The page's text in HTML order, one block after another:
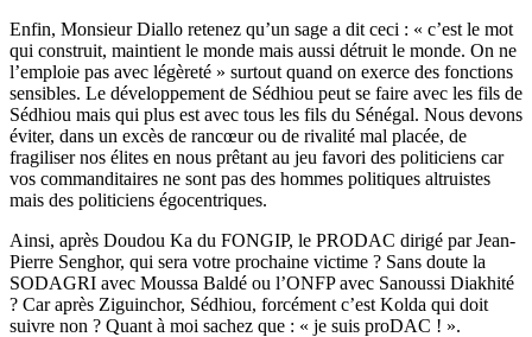
Enfin, Monsieur Diallo retenez qu’un sage a dit ceci : « c’est le mot
qui construit, maintient le monde mais aussi détruit le monde. On ne
l’emploie pas avec légèreté » surtout quand on exerce des fonctions
sensibles. Le développement de Sédhiou peut se faire avec les fils de
Sédhiou mais qui plus est avec tous les fils du Sénégal. Nous devons
éviter, dans un excès de rancœur ou de rivalité mal placée, de
fragiliser nos élites en nous prêtant au jeu favori des politiciens car
vos commanditaires ne sont pas des hommes politiques altruistes
mais des politiciens égocentriques.
Ainsi, après Doudou Ka du FONGIP, le PRODAC dirigé par Jean-
Pierre Senghor, qui sera votre prochaine victime ? Sans doute la
SODAGRI avec Moussa Baldé ou l’ONFP avec Sanoussi Diakhité
? Car après Ziguinchor, Sédhiou, forcément c’est Kolda qui doit
suivre non ? Quant à moi sachez que : « je suis proDAC ! ».